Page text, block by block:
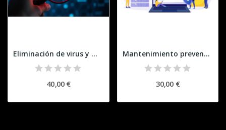
Eliminación de virus y malware
40,00 €
Mantenimiento preventivo presencial
30,00 €